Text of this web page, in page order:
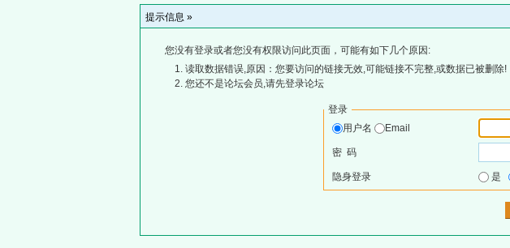
提示信息 »
您没有登录或者您没有权限访问此页面，可能有如下几个原因:
读取数据错误,原因：您要访问的链接无效,可能链接不完整,或数据已被删除!
您还不是论坛会员,请先登录论坛
登录
用户名
Email
密 码
隐身登录 是